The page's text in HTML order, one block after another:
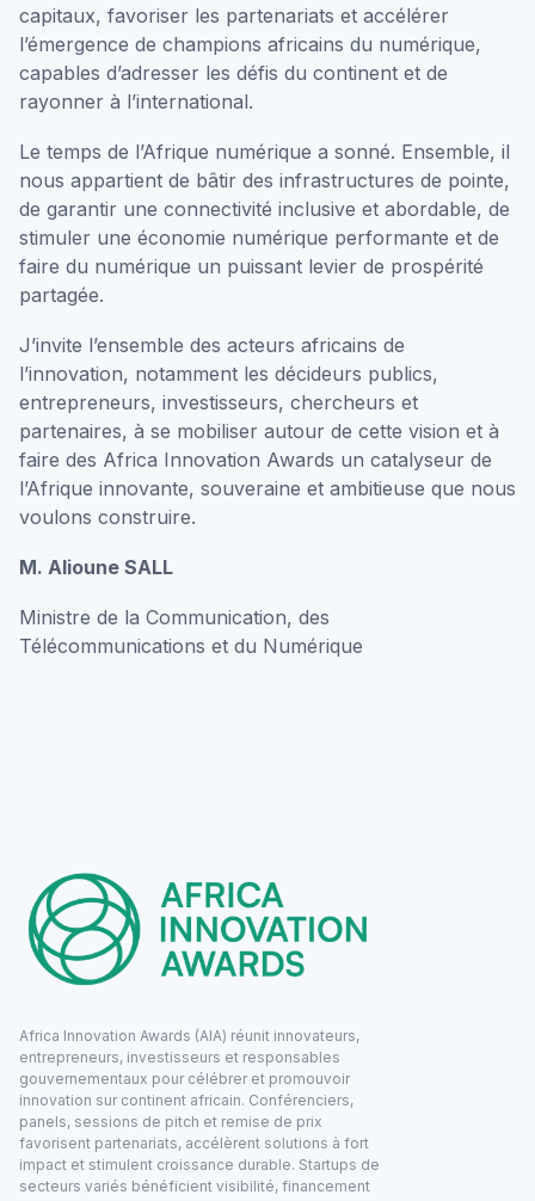
capitaux, favoriser les partenariats et accélérer
l’émergence de champions africains du numérique,
capables d’adresser les défis du continent et de
rayonner à l’international.
Le temps de l’Afrique numérique a sonné. Ensemble, il
nous appartient de bâtir des infrastructures de pointe,
de garantir une connectivité inclusive et abordable, de
stimuler une économie numérique performante et de
faire du numérique un puissant levier de prospérité
partagée.
J’invite l’ensemble des acteurs africains de
l’innovation, notamment les décideurs publics,
entrepreneurs, investisseurs, chercheurs et
partenaires, à se mobiliser autour de cette vision et à
faire des Africa Innovation Awards un catalyseur de
l’Afrique innovante, souveraine et ambitieuse que nous
voulons construire.
M. Alioune SALL
Ministre de la Communication, des
Télécommunications et du Numérique
Africa Innovation Awards (AIA) réunit innovateurs,
entrepreneurs, investisseurs et responsables
gouvernementaux pour célébrer et promouvoir
innovation sur continent africain. Conférenciers,
panels, sessions de pitch et remise de prix
favorisent partenariats, accélèrent solutions à fort
impact et stimulent croissance durable. Startups de
secteurs variés bénéficient visibilité, financement